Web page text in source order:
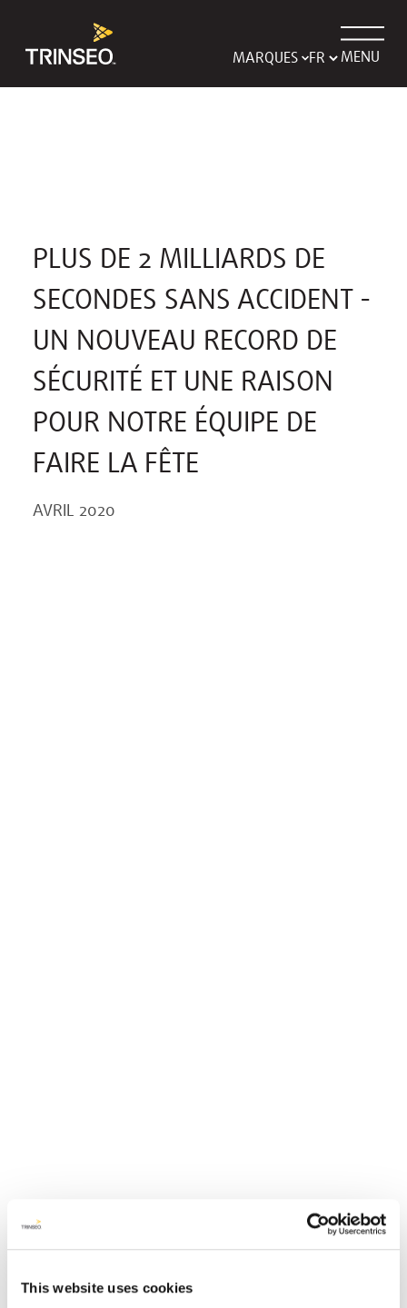
This website uses cookies
MARQUES MENU
PLUS DE 2 MILLIARDS DE
SECONDES SANS ACCIDENT -
UN NOUVEAU RECORD DE
SÉCURITÉ ET UNE RAISON
POUR NOTRE ÉQUIPE DE
FAIRE LA FÊTE
AVRIL 2020
Au milieu du paysage en perpétuelle mutation de ce